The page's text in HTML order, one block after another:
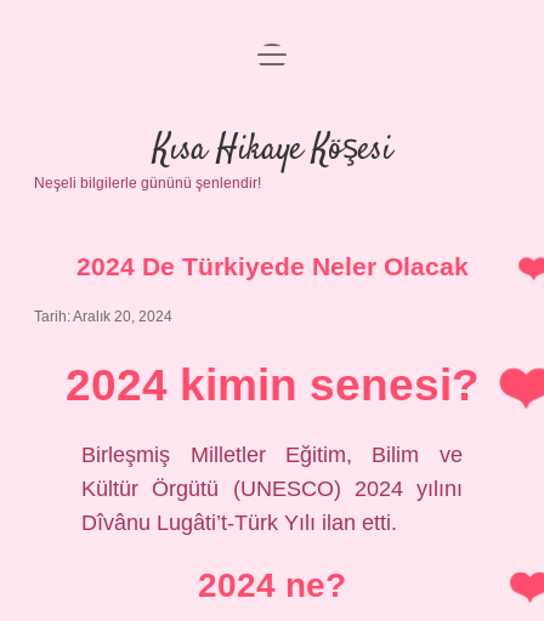
Anasayfa
Gizlilik Politikası
Yasal Uyarı
menüyü
Kısa Hikaye Köşesi
Neşeli bilgilerle gününü şenlendir!
2024 De Türkiyede Neler Olacak
Tarih: Aralık 20, 2024
2024 kimin senesi?
Birleşmiş Milletler Eğitim, Bilim ve
Kültür Örgütü (UNESCO) 2024 yılını
Dîvânu Lugâti’t-Türk Yılı ilan etti.
2024 ne?